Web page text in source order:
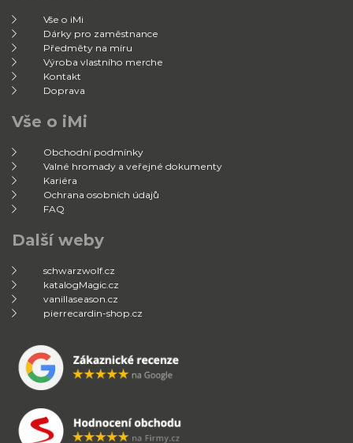
Vše o iMi
Dárky pro zaměstnance
Předměty na míru
Výroba vlastního merche
Kontakt
Doprava
Vše o iMi
Obchodní podmínky
Valné hromady a veřejné dokumenty
Kariéra
Ochrana osobních údajů
FAQ
Další weby
schwarzwolf.cz
katalogMagic.cz
vanillaseason.cz
pierrecardin-shop.cz